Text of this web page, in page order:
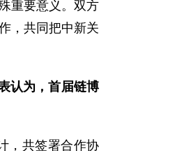
重要意义。双方
，共同把中新关
认为，首届链博
，共签署合作协